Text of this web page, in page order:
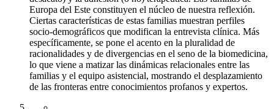
Europa del Este constituyen el núcleo de nuestra reflexión.
Ciertas características de estas familias muestran perfiles
socio-demográficos que modifican la entrevista clínica. Más
específicamente, se pone el acento en la pluralidad de
racionalidades y de divergencias en el seno de la biomedicina,
lo que viene a matizar las dinámicas relacionales entre las
familias y el equipo asistencial, mostrando el desplazamiento
de las fronteras entre conocimientos profanos y expertos.